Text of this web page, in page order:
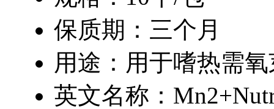
保质期：三个月
用途：用于嗜热需
英文名称：